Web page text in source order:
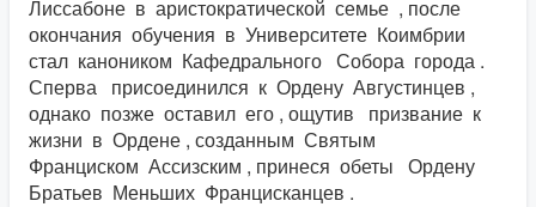
Лиссабоне в аристократической семье , после
окончания обучения в Университете Коимбрии
стал каноником Кафедрального Собора города .
Сперва присоединился к Ордену Августинцев ,
однако позже оставил его , ощутив призвание к
жизни в Ордене , созданным Святым
Франциском Ассизским , принеся обеты Ордену
Братьев Меньших Францисканцев .